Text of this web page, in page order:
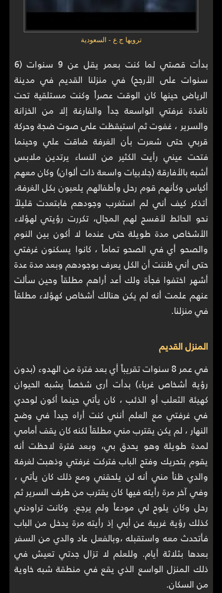
ترويها ج.ع - السعودية
بدأت قصتي لما كنت بعمر يقل عن 9 سنوات (6
سنوات على الأرجح) في منزلنا القديم في مدينة
الرياض حينها كان الوقت عصراً وكنت مستلقية تحت
نافذة غرفتي الواسعة جداً والفارغة إلا من الخزانة
والسرير ، غفوت ثم استيقظت على صوت ضجة وحركة
قربي حتى شعرت بأن الغرفة ضاقت علي وحينما
فتحت عيني رأيت الكثير من النساء يرتدين ملابس
أشبه بالأفارقة (جلابيات واسعة ذات ألوان) وكان معهم
أكياس وكأنهم قوم رحل وأطفالهم يلعبون بكل الغرفة،
أتذكر كيف أني لم استغرب وجودهم فابتعدت قليلاً
نحو الحائط لأفسح لهم المجال، تكررت رؤيتي لهؤلاء
الأشخاص مدة طويلة حتى عندما لا أكون بين النوم
والصحو أي في الصحو تماماً ، كانوا يسكنون غرفتي
حتى أني ظننت أن الكل يعرف بوجودهم وبعد مدة عدة
أشهر اختفوا فجأة ولك أعد أراهم مطلقاً وحين سألت
عنهم علمت أنه لم يكن هنالك أشخاص كهؤلاء مطلقاً
في منزلنا.
المنزل القديم
في عمر 8 سنوات تقريباً أي بعد فترة من الهدوء (بدون
رؤية أشخاص غرباء) بدأت أرى شخصاً يشبه الحيوان
كهيئة الثعلب أو الذئب ، كان يأتي حينما أكون لوحدي
في غرفتي مع العلم أنني كنت أراه جيداً في وضح
النهار ، لم يكن يقترب مني مطلقاً لكنه كان يقف أمامي
لمدة طويلة وهو يحدق بي، وبعد فترة لاحظت أنه
يقوم بتحريك وفتح الباب فتركت غرفتي وذهبت لغرفة
والدي ظناً مني أنه لن يلحقني ومع ذلك كان يأتي ،
وفي آخر مرة رأيته فيها كان يقترب من طرف السرير ثم
رحل وكان يلوح لي مودعاً ولم يرجع. وكانت تراودني
كذلك رؤية غريبة عن أبي إذ رأيته مرة يدخل من الباب
فأتحدث معه واستقبله ،وبالفعل عاد والدي من السفر
بعدها بثلاثة أيام. وللعلم لا تزال جدتي تعيش في
ذلك المنزل الواسع الذي يقع في منطقة شبه خاوية
من السكان.